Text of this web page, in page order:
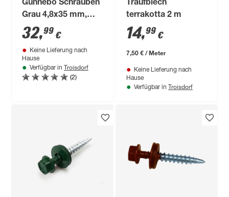
Gunnebo Schrauben
Grau 4,8x35 mm,
250 St Pack
32,99 €
Keine Lieferung nach
Hause
Verfügbar in Troisdorf
(2)
Traufblech
terrakotta 2 m
14,99 €
7,50 € / Meter
Keine Lieferung nach
Hause
Verfügbar in Troisdorf